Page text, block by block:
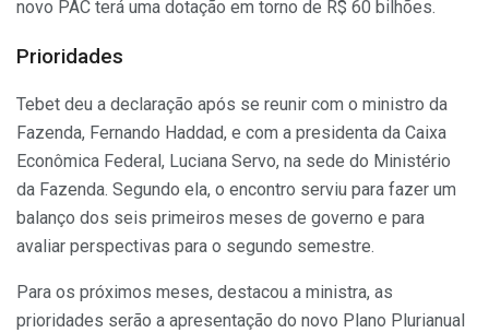
novo PAC terá uma dotação em torno de R$ 60 bilhões.
Prioridades
Tebet deu a declaração após se reunir com o ministro da
Fazenda, Fernando Haddad, e com a presidenta da Caixa
Econômica Federal, Luciana Servo, na sede do Ministério
da Fazenda. Segundo ela, o encontro serviu para fazer um
balanço dos seis primeiros meses de governo e para
avaliar perspectivas para o segundo semestre.
Para os próximos meses, destacou a ministra, as
prioridades serão a apresentação do novo Plano Plurianual